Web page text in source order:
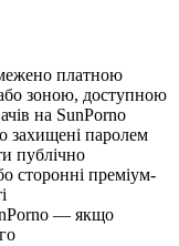
платною
зоною, доступною
на SunPorno
захищені паролем
публічно
сторонні преміум-
— якщо